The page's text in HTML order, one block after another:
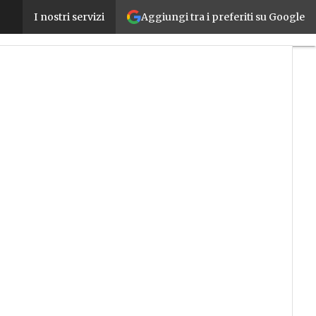
Aggiungi tra i preferiti su Google
I nostri servizi
via il Centro Nazionale per la Mobilità